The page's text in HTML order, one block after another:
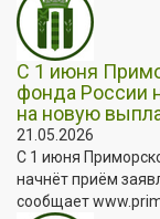
С 1 июня
фонда России
на новую
21.05.2026
С 1 июня
начнёт приём
сообщает